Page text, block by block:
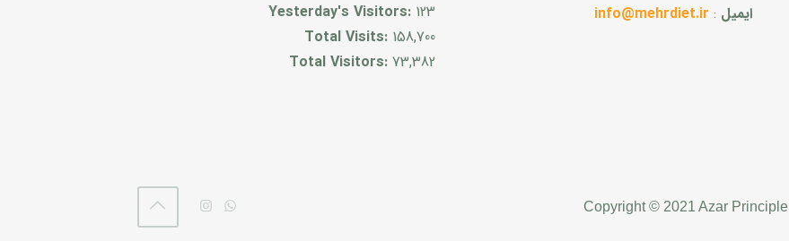
ایمیل :
info@mehrdiet.ir
Yesterday's Visitors: 123
Total Visits: 158,700
Total Visitors: 73,382
Copyright © 2021 Azar Principle